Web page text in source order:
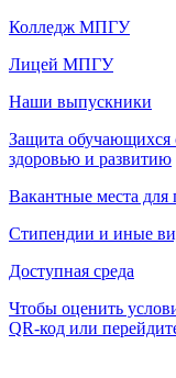
Колледж МПГУ
Лицей МПГУ
Наши выпускники
Защита
здоровью и развитию
Вакантные места для
Стипендии и иные
Доступная среда
Чтобы оценить
QR-код или